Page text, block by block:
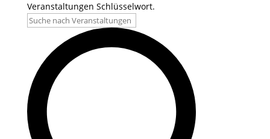
Veranstaltungen Schlüsselwort.